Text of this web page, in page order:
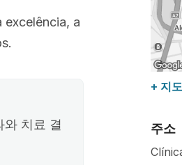
a
치료 결
+ 지
주소